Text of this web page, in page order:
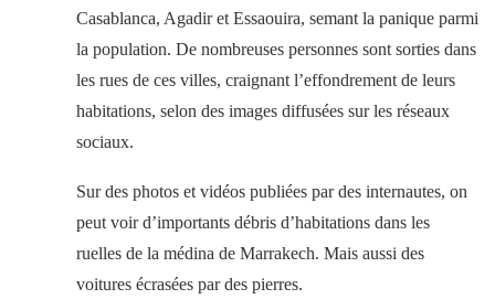
Casablanca, Agadir et Essaouira, semant la panique parmi
la population. De nombreuses personnes sont sorties dans
les rues de ces villes, craignant l’effondrement de leurs
habitations, selon des images diffusées sur les réseaux
sociaux.
Sur des photos et vidéos publiées par des internautes, on
peut voir d’importants débris d’habitations dans les
ruelles de la médina de Marrakech. Mais aussi des
voitures écrasées par des pierres.